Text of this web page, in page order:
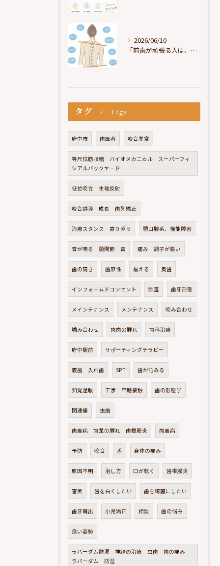
2026/06/10
「前歯が頑張る人は、だいたい疲れている」
タグ Tags
府中市 歯医者 咬合異常
等尺性筋収縮 バイオメカニカル スーパーフィ
シアルバックヤード
低位咬合 生理反射
咬合誘導 成長 歯列矯正
治療スタンス 寄り添う 顎口腔系、機能障害
音が鳴る 顎関節 音 痛み 調子が悪い
歯の高さ 歯原性 揃える 奥歯
インフォームドコンセント 診査 歯牙形態
メインテナンス メンテナンス 咬み合わせ
嚙み合わせ 歯肉の腫れ 歯科治療
府中駅前 サポーティングテラピー
義歯 入れ歯 SPT 歯が沁みる
知覚過敏 干渉 早期接触 歯の形態学
関連痛 虫歯
歯周病 歯茎の腫れ 歯根膜炎 歯周病
予防 咬合 舌 身体の痛み
原因不明 治し方 口が乾く 歯根膜炎
審美 歯を白くしたい 歯を綺麗にしたい
歯牙萌出 小児矯正 相談 歯の悩み
良い姿勢
ラバーダム防湿 神経の治療 虫歯 歯の痛み
ラバーダム 防湿